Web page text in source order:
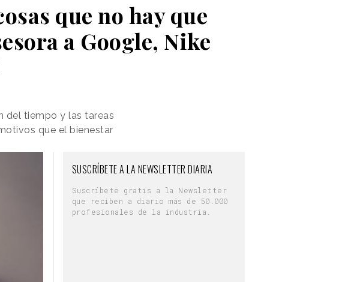
que no hay que
a Google, Nike
del tiempo y las tareas
que el bienestar
SUSCRÍBETE A LA NEWSLETTER DIARIA
Suscríbete gratis a la Newsletter
que reciben a diario más de 50.000
profesionales de la industria.